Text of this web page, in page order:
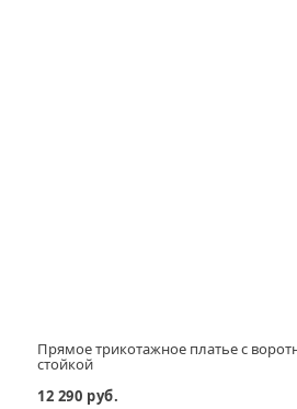
Прямое трикотажное платье с
стойкой
12 290 руб.